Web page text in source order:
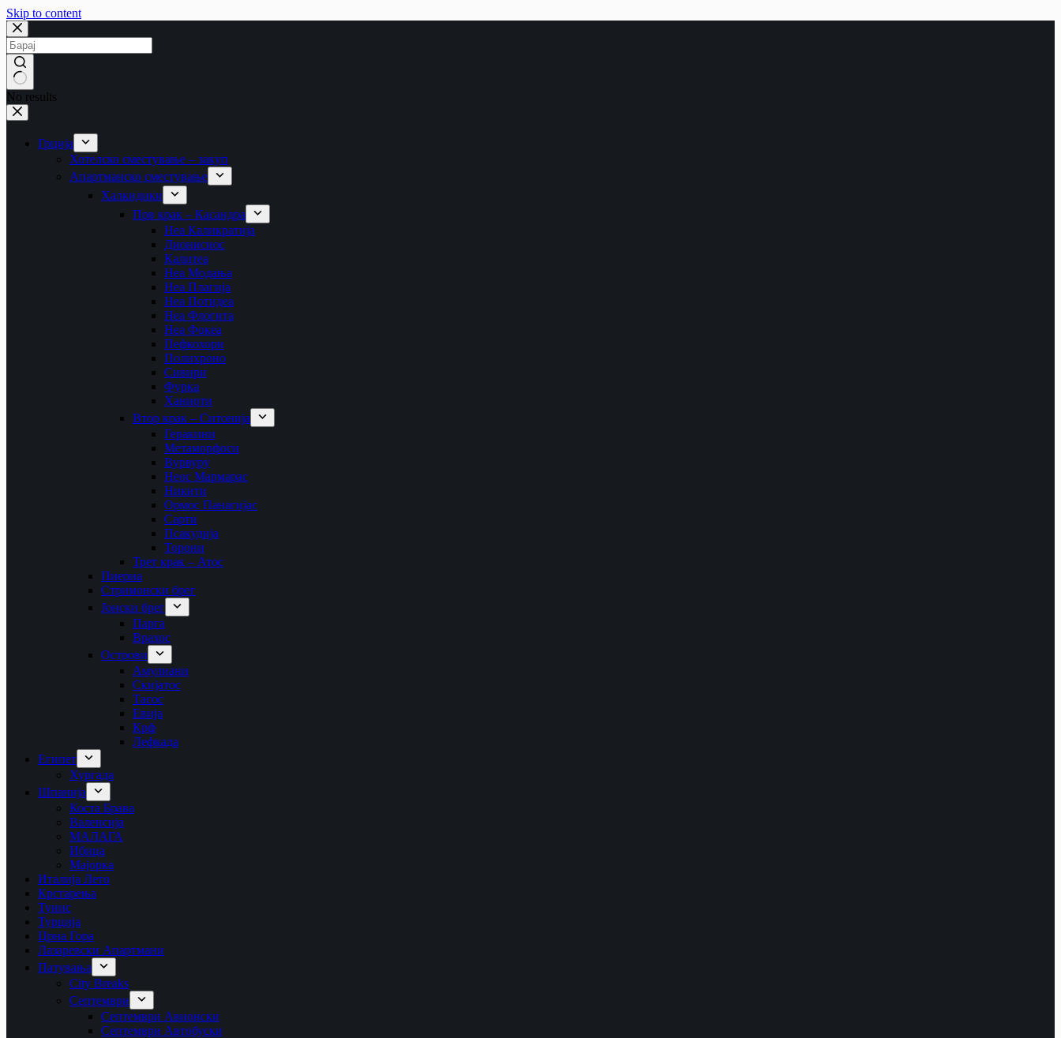
Skip to content
No results
Грција
Хотелско сместување – закуп
Апартманско сместување
Халкидики
Прв крак – Касандра
Неа Каликратија
Дионисиос
Калитеа
Неа Модања
Неа Плагија
Неа Потидеа
Неа Флогита
Неа Фокеа
Пефкохори
Полихроно
Сивири
Фурка
Ханиоти
Втор крак – Ситонија
Геракини
Метаморфоси
Вурвуру
Неос Мармарас
Никити
Ормос Панагијас
Сарти
Псакудија
Торони
Трет крак – Атос
Пиериа
Стримонски брег
Јонски брег
Парга
Врахос
Острови
Амулиани
Скијатос
Тасос
Евија
Крф
Лефкада
Египет
Хургада
Шпанија
Коста Брава
Валенсија
МАЛАГА
Ибица
Мајорка
Италија Лето
Крстарења
Тунис
Турција
Црна Гора
Лазаревски Апартмани
Патувања
City Breaks
Септември
Септември Авионски
Септември Автобуски